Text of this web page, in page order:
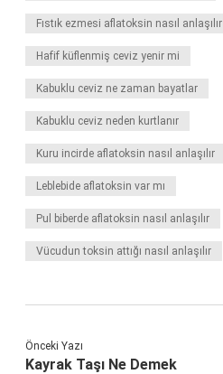
Fıstık ezmesi aflatoksin nasıl anlaşılır
Hafif küflenmiş ceviz yenir mi
Kabuklu ceviz ne zaman bayatlar
Kabuklu ceviz neden kurtlanır
Kuru incirde aflatoksin nasıl anlaşılır
Leblebide aflatoksin var mı
Pul biberde aflatoksin nasıl anlaşılır
Vücudun toksin attığı nasıl anlaşılır
Önceki Yazı
Kayrak Taşı Ne Demek